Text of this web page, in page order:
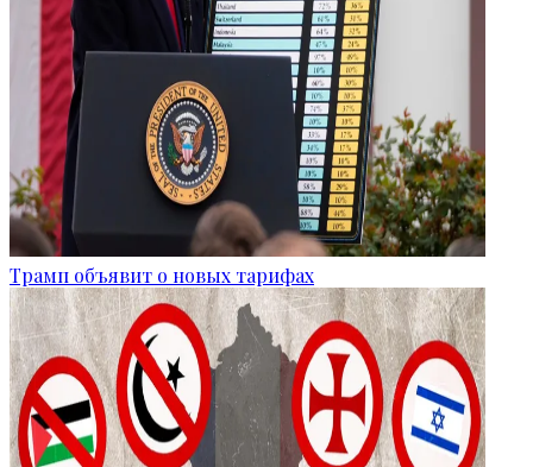
Трамп объявит о новых тарифах